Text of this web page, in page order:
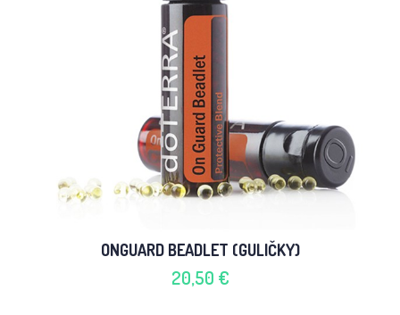
ONGUARD BEADLET (GULIČKY)
20,50 €